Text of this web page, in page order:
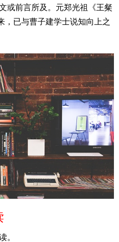
或前言所及。元郑光祖《王粲
，已与曹子建学士说知向上之
。